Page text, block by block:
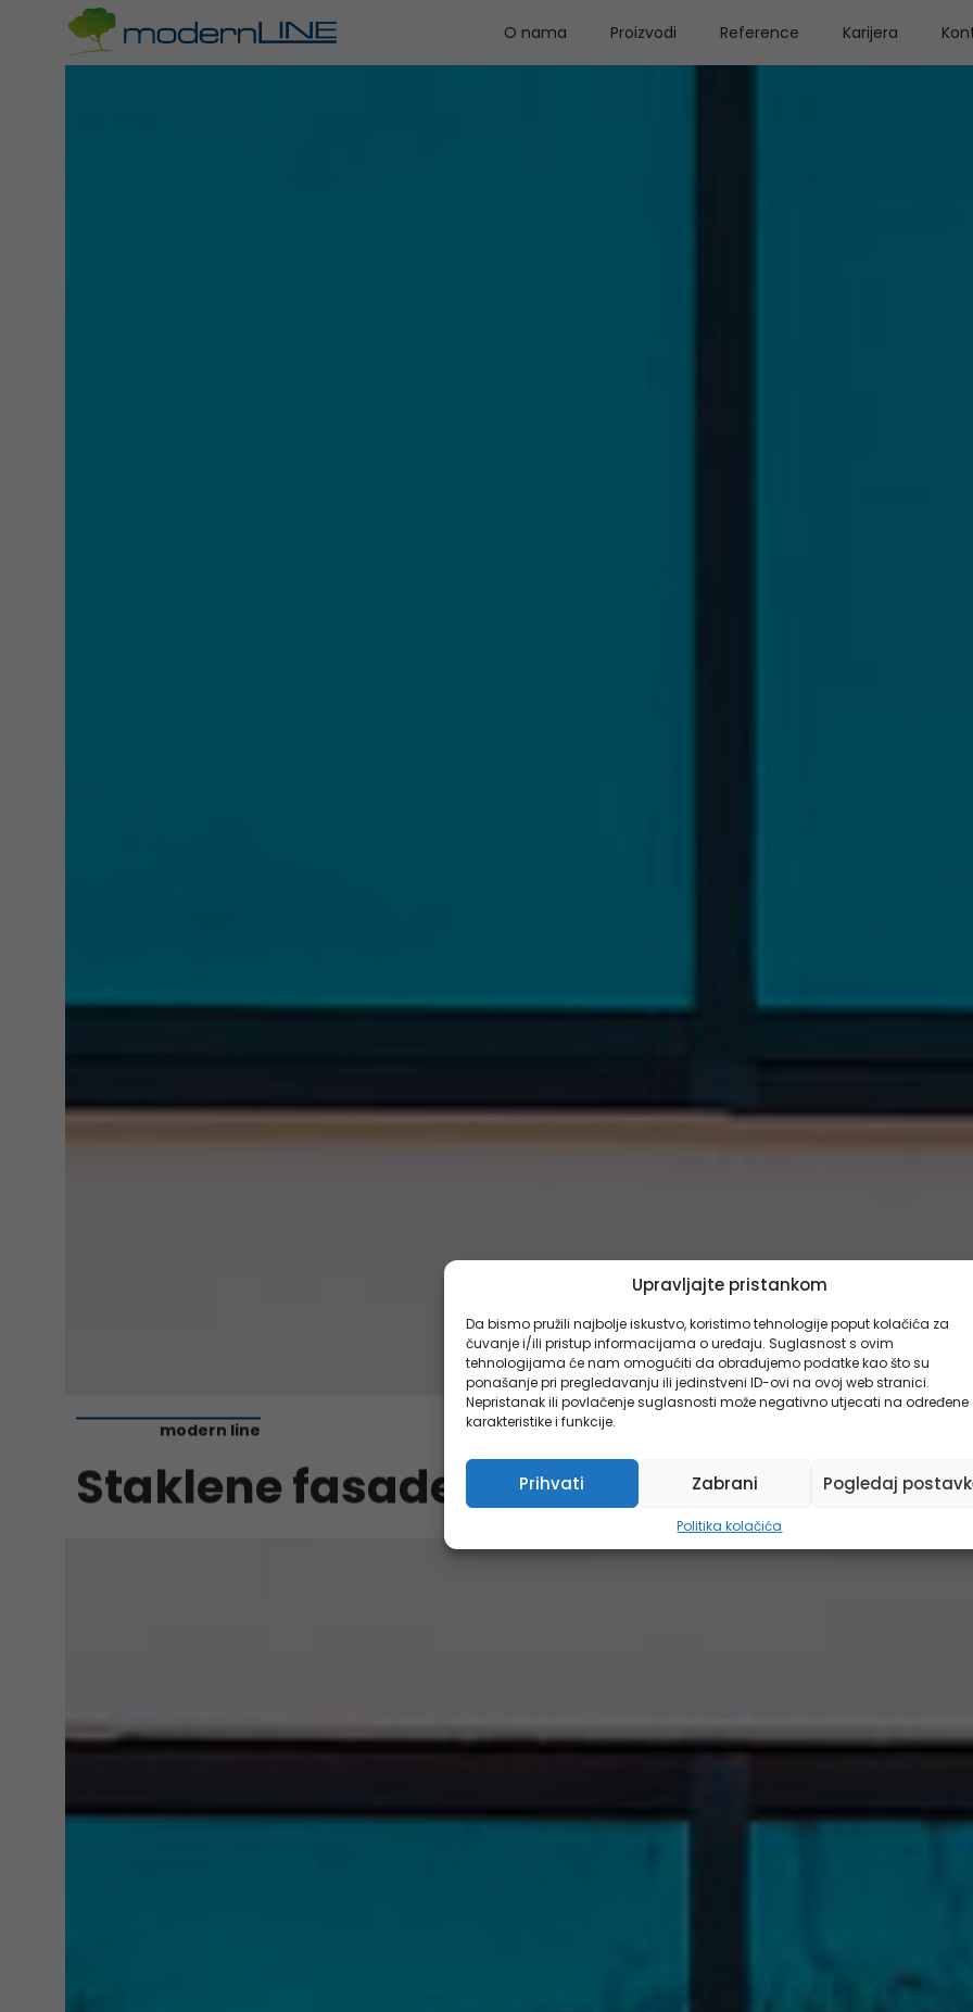
Upravljajte pristankom
Da bismo pružili najbolje iskustvo, koristimo tehnologije poput kolačića za
čuvanje i/ili pristup informacijama o uređaju. Suglasnost s ovim
tehnologijama će nam omogućiti da obrađujemo podatke kao što su
ponašanje pri pregledavanju ili jedinstveni ID-ovi na ovoj web stranici.
Nepristanak ili povlačenje suglasnosti može negativno utjecati na određene
karakteristike i funkcije.
Prihvati Zabrani Pogledaj
Politika kolačića
O nama Proizvodi Reference Karijera
modern line
Staklene fasade